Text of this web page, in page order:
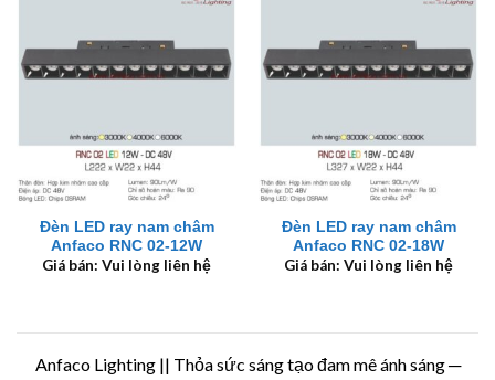
Đèn LED ray nam châm
Anfaco RNC 02-12W
Giá bán: Vui lòng liên hệ
Đèn LED ray nam châm
Anfaco RNC 02-18W
Giá bán: Vui lòng liên hệ
Anfaco Lighting || Thỏa sức sáng tạo đam mê ánh sáng ─